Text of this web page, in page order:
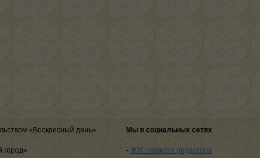
«Воскресный день»
город»
Мы в социальных сетях
- ЖЖ главного редактора